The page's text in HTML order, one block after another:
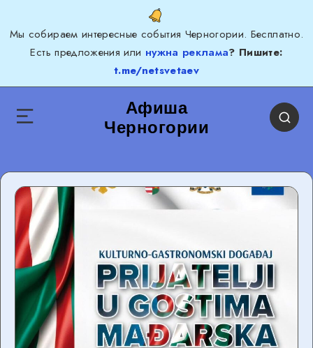
Мы собираем интересные события Черногории. Бесплатно.
Есть предложения или нужна реклама? Пишите:
t.me/netsvetaev
Афиша
Черногории